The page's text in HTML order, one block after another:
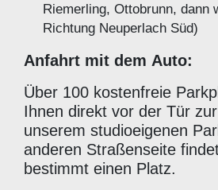
Riemerling, Ottobrunn, dann
Richtung Neuperlach Süd)
Anfahrt mit dem Auto:
Über 100 kostenfreie
Ihnen direkt vor der Tür
unserem studioeigenen
anderen Straßenseite
bestimmt einen Platz.